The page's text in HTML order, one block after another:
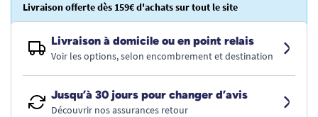
Livraison offerte dès 159€ d'achats sur tout le site
Livraison à domicile ou en point relais
Voir les options, selon encombrement et destination
Jusqu’à 30 jours pour changer d’avis
Découvrir nos assurances retour